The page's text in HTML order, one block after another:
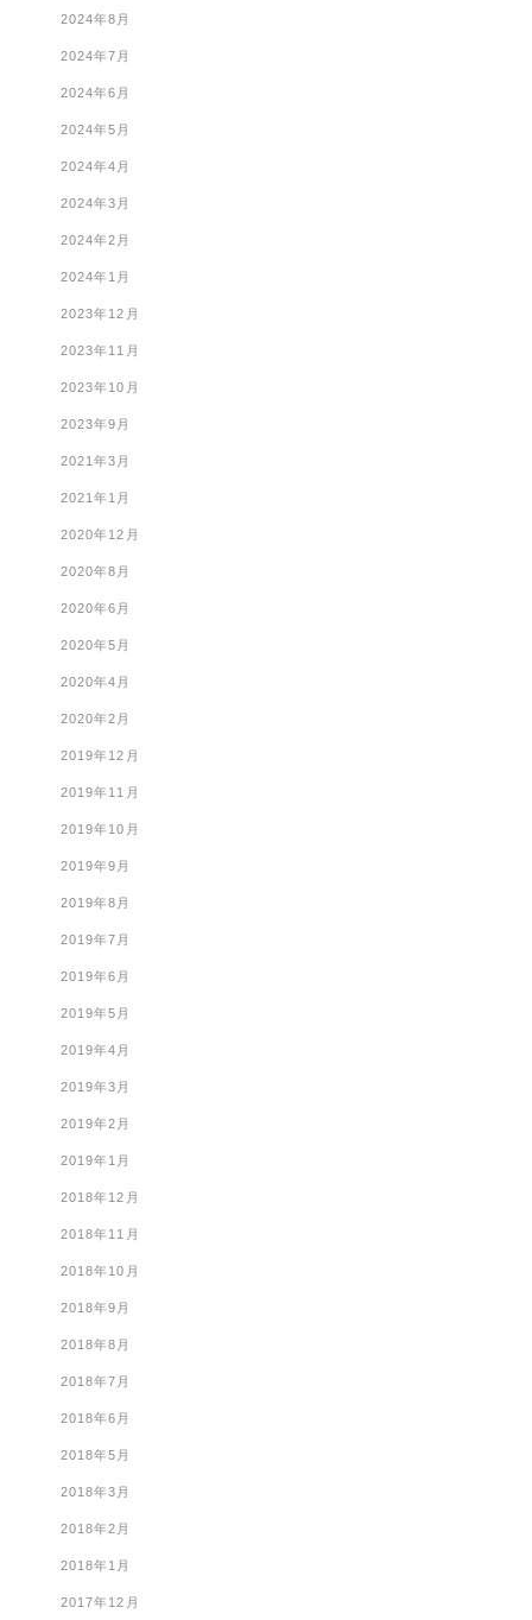
2024年8月
2024年7月
2024年6月
2024年5月
2024年4月
2024年3月
2024年2月
2024年1月
2023年12月
2023年11月
2023年10月
2023年9月
2021年3月
2021年1月
2020年12月
2020年8月
2020年6月
2020年5月
2020年4月
2020年2月
2019年12月
2019年11月
2019年10月
2019年9月
2019年8月
2019年7月
2019年6月
2019年5月
2019年4月
2019年3月
2019年2月
2019年1月
2018年12月
2018年11月
2018年10月
2018年9月
2018年8月
2018年7月
2018年6月
2018年5月
2018年3月
2018年2月
2018年1月
2017年12月